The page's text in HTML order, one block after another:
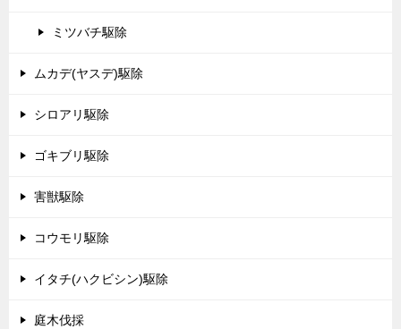
ミツバチ駆除
ムカデ(ヤスデ)駆除
シロアリ駆除
ゴキブリ駆除
害獣駆除
コウモリ駆除
イタチ(ハクビシン)駆除
庭木伐採